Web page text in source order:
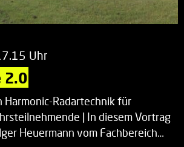
Uhr
2.0
Harmonic-Radartechnik für
| In diesem Vortrag
Heuermann vom Fachbereich…